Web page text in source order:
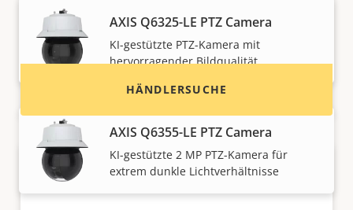
AXIS Q6325-LE PTZ Camera
KI-gestützte PTZ-Kamera mit
hervorragender Bildqualität
AXIS Q6355-LE PTZ Camera
KI-gestützte 2 MP PTZ-Kamera für
extrem dunkle Lichtverhältnisse
Systemintegratoren und Installateure von Axis
Produkten und Systemen.
HÄNDLERSUCHE